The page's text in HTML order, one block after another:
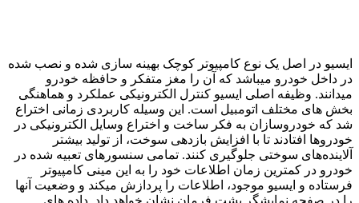
ایسیو در اصل یک نوع کامپیوتر کوچک بهینه سازی شده و نصب شده
در داخل خودرو میباشد که آن را مغز متفکر و حافظه خودرو
میدانند. وظیفه اصلی ایسیو کنترل الکترونیکی عملکرد و هماهنگی
بخش های مختلف اتومبیل است. این وسیله کاربردی زمانی اختراع
شد که خودروسازان به فکر ساخت و اختراع وسایل الکترونیکی در
خودروها افتادند تا با افزایش بازدهی سوخت، از تولید بیشتر
آلاینده‌های سوختی جلوگیری کنند. تمامی سنسورهای تعبیه شده در
خودرو در کمترین زمان اطلاعات خود را به این مینی کامپیوتر
فرستاده و ایسیو موجود، اطلاعات را پردازش میکند و وضعیت آنها
را در صفحه نمایشگر پشت فرمان نشان خواهد داد. داده های